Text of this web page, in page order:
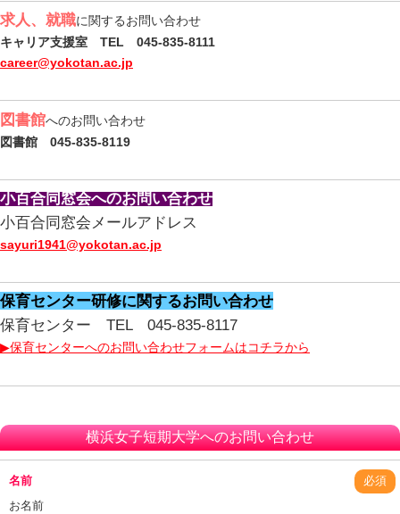
求人、就職に関するお問い合わせ
キャリア支援室 TEL 045-835-8111
career@yokotan.ac.jp
図書館へのお問い合わせ
図書館 045-835-8119
小百合同窓会へのお問い合わせ
小百合同窓会メールアドレス
sayuri1941@yokotan.ac.jp
保育センター研修に関するお問い合わせ
保育センター TEL 045-835-8117
▶保育センターへのお問い合わせフォームはコチラから
横浜女子短期大学へのお問い合わせ
名前
必須
お名前